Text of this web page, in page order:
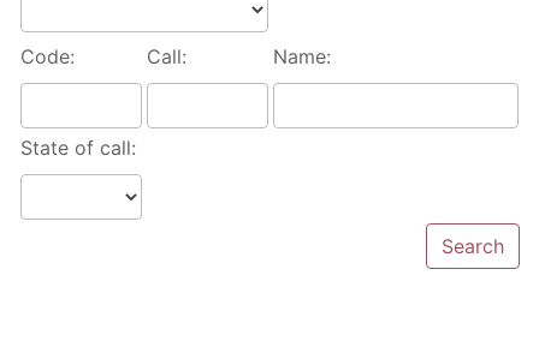
Code: Call: Name:
State of call: